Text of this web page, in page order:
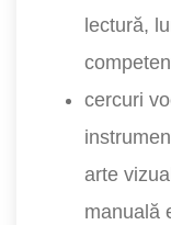
lectură,
cercuri
arte
manuală